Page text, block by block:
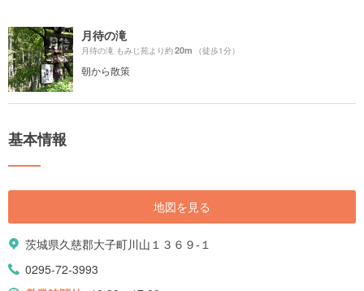
月待の滝
月待の滝 もみじ苑より約20m （徒歩1分）
朝から散策
基本情報
地図を見る
茨城県久慈郡大子町川山１３６９-１
0295-72-3993